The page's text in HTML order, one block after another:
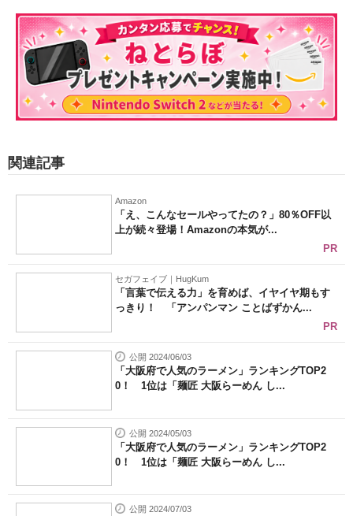
関連記事
Amazon
「え、こんなセールやってたの？」80％OFF以
上が続々登場！Amazonの本気が...
PR
セガフェイブ｜HugKum
「言葉で伝える力」を育めば、イヤイヤ期もす
っきり！ 「アンパンマン ことばずかん...
PR
公開 2024/06/03
「大阪府で人気のラーメン」ランキングTOP2
0！ 1位は「麺匠 大阪らーめん し...
公開 2024/05/03
「大阪府で人気のラーメン」ランキングTOP2
0！ 1位は「麺匠 大阪らーめん し...
公開 2024/07/03